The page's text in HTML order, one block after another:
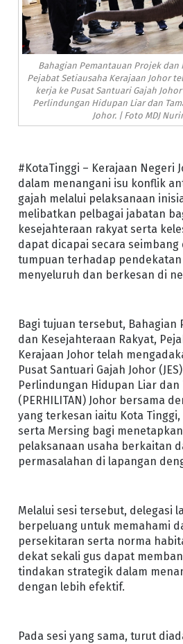
Bahagian Pemantauan Projek dan
Pejabat Setiausaha Kerajaan Johor
kerja ke Pusat Santuari Gajah Johor
Perlindungan Hidupan Liar dan
Johor. | Foto MDJ
#KotaTinggi – Kerajaan Negeri
dalam menangani isu konflik
gajah melalui pelaksanaan
melibatkan pelbagai jabatan
kesejahteraan rakyat serta
dapat dicapai secara
tumpuan terhadap pendekatan
menyeluruh dan berkesan di
Bagi tujuan tersebut, Bahagian
dan Kesejahteraan Rakyat,
Kerajaan Johor telah
Pusat Santuari Gajah Johor
Perlindungan Hidupan Liar dan
(PERHILITAN) Johor bersama
yang terkesan iaitu Kota Tinggi,
serta Mersing bagi
pelaksanaan usaha berkaitan
permasalahan di lapangan
Melalui sesi tersebut, delegasi
berpeluang untuk memahami
persekitaran serta norma
dekat sekali gus dapat
tindakan strategik dalam
dengan lebih efektif.
Pada sesi yang sama, turut